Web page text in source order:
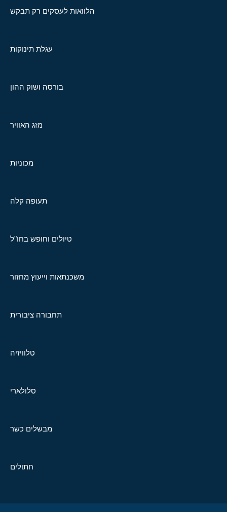
הלוואות לעסקים רק תבקש
עגלת תינוקות
בורסה ושוק ההון
מזג האוויר
מכוניות
תעופה קלה
טיולים וחופש בחו"ל
משכנתאות וייעוץ מחזור
תחבורה ציבורית
טלוויזיה
סלולארי
מבשלים כשר
חתולים